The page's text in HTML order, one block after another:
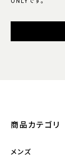
商品カテゴリ
メンズ